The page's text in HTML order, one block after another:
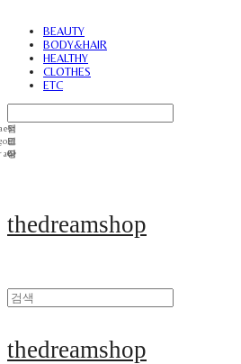
BEAUTY
BODY&HAIR
HEALTHY
CLOTHES
ETC
thedreamshop
thedreamshop